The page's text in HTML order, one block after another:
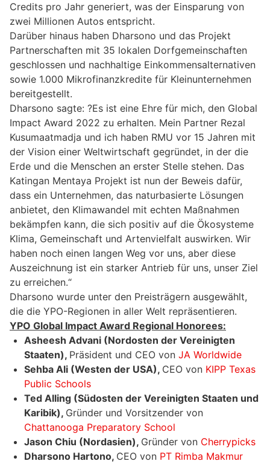
Credits pro Jahr generiert, was der Einsparung von
zwei Millionen Autos entspricht.
Darüber hinaus haben Dharsono und das Projekt
Partnerschaften mit 35 lokalen Dorfgemeinschaften
geschlossen und nachhaltige Einkommensalternativen
sowie 1.000 Mikrofinanzkredite für Kleinunternehmen
bereitgestellt.
Dharsono sagte: ?Es ist eine Ehre für mich, den Global
Impact Award 2022 zu erhalten. Mein Partner Rezal
Kusumaatmadja und ich haben RMU vor 15 Jahren mit
der Vision einer Weltwirtschaft gegründet, in der die
Erde und die Menschen an erster Stelle stehen. Das
Katingan Mentaya Projekt ist nun der Beweis dafür,
dass ein Unternehmen, das naturbasierte Lösungen
anbietet, den Klimawandel mit echten Maßnahmen
bekämpfen kann, die sich positiv auf die Ökosysteme
Klima, Gemeinschaft und Artenvielfalt auswirken. Wir
haben noch einen langen Weg vor uns, aber diese
Auszeichnung ist ein starker Antrieb für uns, unser Ziel
zu erreichen.“
Dharsono wurde unter den Preisträgern ausgewählt,
die die YPO-Regionen in aller Welt repräsentieren.
YPO Global Impact Award Regional Honorees:
Asheesh Advani (Nordosten der Vereinigten
Staaten), Präsident und CEO von JA Worldwide
Sehba Ali (Westen der USA), CEO von KIPP Texas
Public Schools
Ted Alling (Südosten der Vereinigten Staaten und
Karibik), Gründer und Vorsitzender von
Chattanooga Preparatory School
Jason Chiu (Nordasien), Gründer von Cherrypicks
Dharsono Hartono, CEO von PT Rimba Makmur